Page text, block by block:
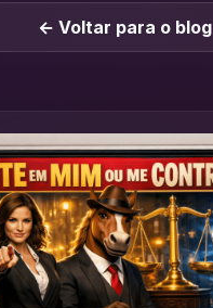
← Voltar para o blog